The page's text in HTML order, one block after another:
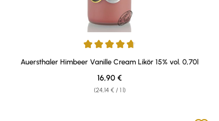
Average rating of 4.82 out of 5 stars
Auersthaler Himbeer Vanille Cream Likör 15% vol. 0,70l
(24,14 € / 1 l)
Regular price:
16,90 €